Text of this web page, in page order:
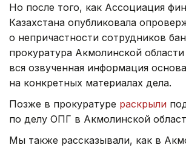
Но после того, как Ассоциация
Казахстана опубликовала
о непричастности сотрудников
прокуратура Акмолинской области
вся озвученная информация
на конкретных материалах дела.
Позже в прокуратуре раскрыли
по делу ОПГ в Акмолинской
Мы также рассказывали, как в